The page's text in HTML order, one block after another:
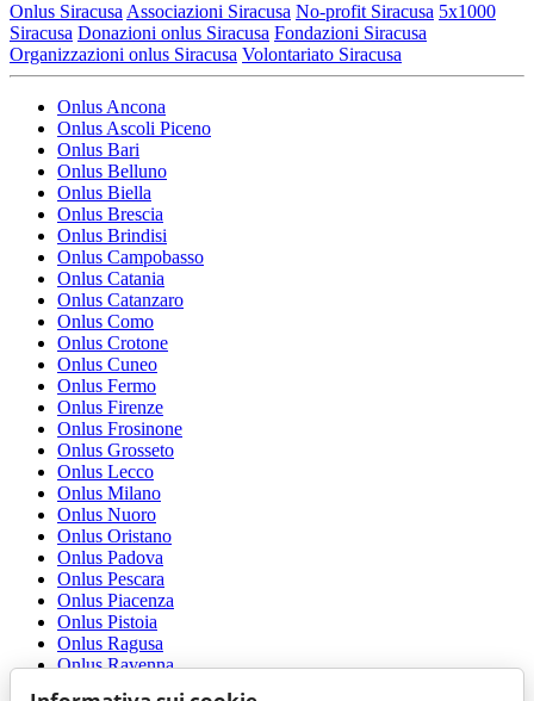
Onlus SiracusaAssociazioni Siracusa No-profit Siracusa 5x1000
Siracusa Donazioni onlus Siracusa Fondazioni Siracusa
Organizzazioni onlus Siracusa Volontariato Siracusa
Onlus Ancona
Onlus Ascoli Piceno
Onlus Bari
Onlus Belluno
Onlus Biella
Onlus Brescia
Onlus Brindisi
Onlus Campobasso
Onlus Catania
Onlus Catanzaro
Onlus Como
Onlus Crotone
Onlus Cuneo
Onlus Fermo
Onlus Firenze
Onlus Frosinone
Onlus Grosseto
Onlus Lecco
Onlus Milano
Onlus Nuoro
Onlus Oristano
Onlus Padova
Onlus Pescara
Onlus Piacenza
Onlus Pistoia
Onlus Ragusa
Onlus Ravenna